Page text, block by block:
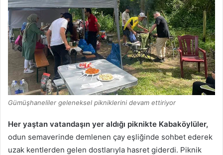
Gümüşhaneliler geleneksel pikniklerini devam ettiriyor
Her yaştan vatandaşın yer aldığı piknikte Kabaköylüler,
odun semaverinde demlenen çay eşliğinde sohbet ederek
uzak kentlerden gelen dostlarıyla hasret giderdi. Piknik